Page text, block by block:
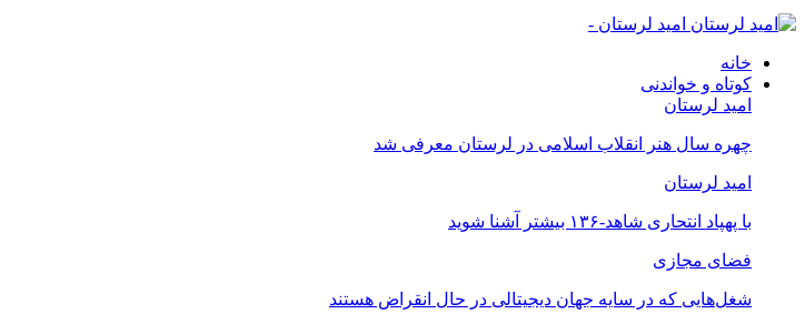
امید لرستان -
خانه
کوتاه و خواندنی
امید لرستان
چهره سال هنر انقلاب اسلامی در لرستان معرفی شد
امید لرستان
با پهپاد انتحاری شاهد-۱۳۶ بیشتر آشنا شوید
فضای مجازی
شغل‌‌هایی که در سایه جهان دیجیتالی در حال انقراض هستند